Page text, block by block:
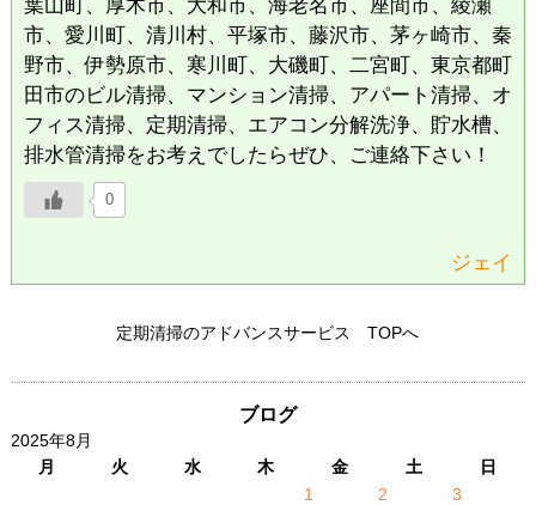
市、愛川町、清川村、平塚市、藤沢市、茅ヶ崎市、秦
野市、伊勢原市、寒川町、大磯町、二宮町、東京都町
田市のビル清掃、マンション清掃、アパート清掃、オ
フィス清掃、定期清掃、エアコン分解洗浄、貯水槽、
排水管清掃をお考えでしたらぜひ、ご連絡下さい！
0
ジェイ
定期清掃のアドバンスサービス TOPへ
ブログ
2025年8月
月
火 水 木 金 土
日
1
2
3